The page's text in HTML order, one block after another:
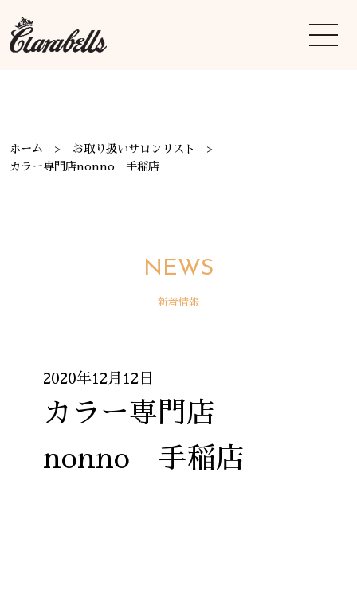
ホーム
お取り扱いサロンリスト
カラー専門店nonno 手稲店
NEWS
新着情報
2020年12月12日
カラー専門店
nonno 手稲店